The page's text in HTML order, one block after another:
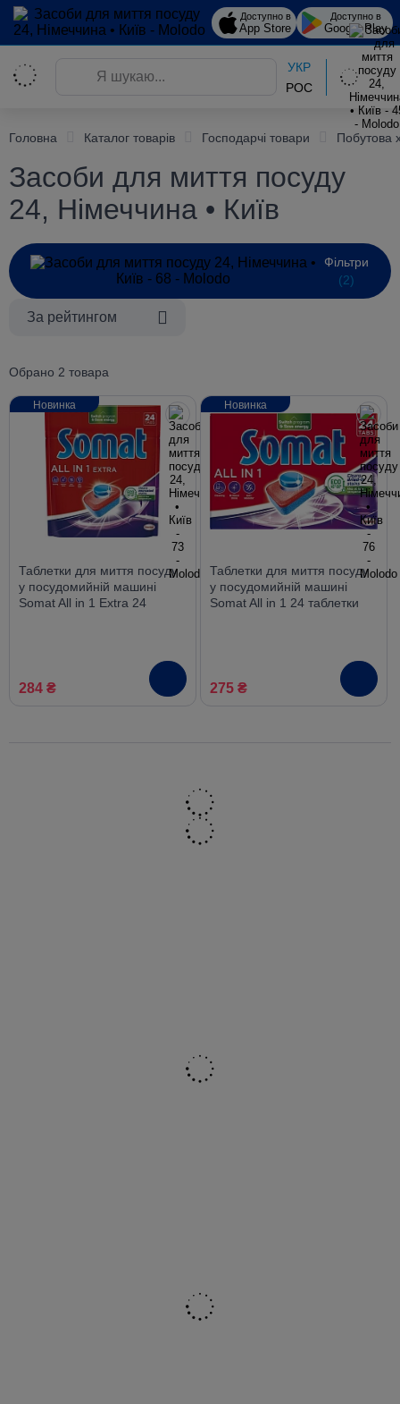
Доступно в
App Store
Доступно в
Google Play
УКР
РОС
Головна Каталог товарів Господарчі товари Побутова
Засоби для миття посуду
24, Німеччина • Київ
Фільтри
(2)
За рейтингом
Обрано 2 товара
Таблетки для миття посуду
у посудомийній машині
Somat All in 1 Extra 24
284 ₴
Новинка
Таблетки для миття посуду
у посудомийній машині
Somat All in 1 24 таблетки
275 ₴
Новинка